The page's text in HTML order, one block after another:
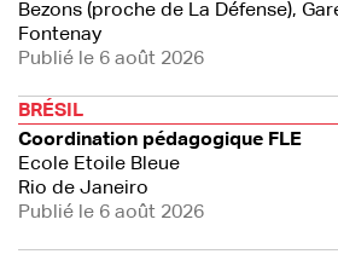
Bezons (proche de La Défense),
Fontenay
Publié le 6 août 2026
BRÉSIL
Coordination pédagogique FLE
Ecole Etoile Bleue
Rio de Janeiro
Publié le 6 août 2026